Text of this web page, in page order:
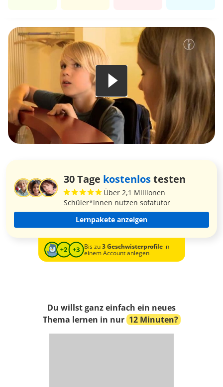
30 Tage kostenlostesten
Über 2,1 Millionen
Schüler*innen nutzen sofatutor
Lernpakete anzeigen
Bis zu3 Geschwisterprofilein
einem Account anlegen
Du willst ganz einfach ein neues
Thema lernen in nur 12 Minuten?